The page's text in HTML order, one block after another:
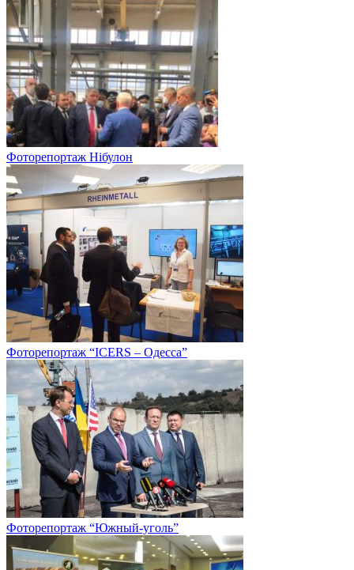
Фоторепортаж Нібулон
Фоторепортаж “ICERS – Одесса”
Фоторепортаж “Южный-уголь”